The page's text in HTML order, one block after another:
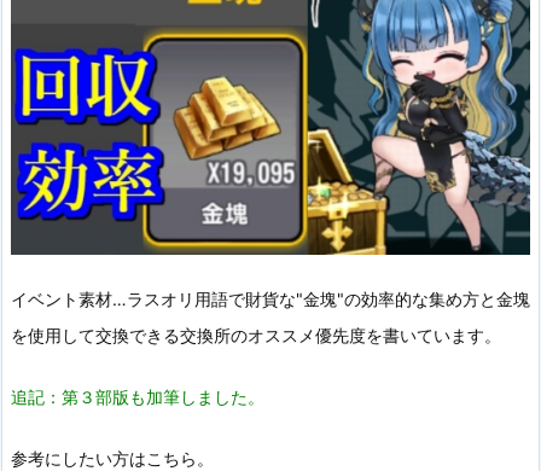
イベント素材…ラスオリ用語で財貨な"金塊"の効率的な集め方と金塊
を使用して交換できる交換所のオススメ優先度を書いています。
追記：第３部版も加筆しました。
参考にしたい方はこちら。